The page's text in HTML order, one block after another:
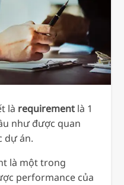
là requirementlà 1
như được quan
dự án.
là một trong
performance của